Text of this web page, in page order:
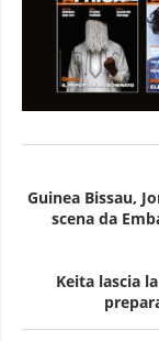
Guinea Bissau,
scena da
Keita lascia